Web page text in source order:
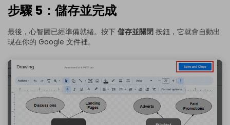
步驟 5：儲存並完成
最後，心智圖已經準備就緒。按下 儲存並關閉 按鈕，它就會自動出
現在你的 Google 文件裡。